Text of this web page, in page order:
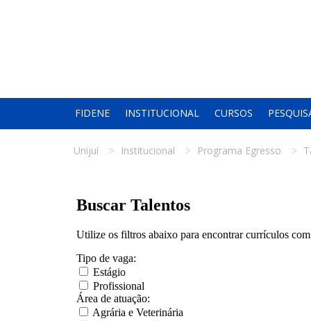
FIDENE INSTITUCIONAL CURSOS
Unijuí Institucional Programa Egresso